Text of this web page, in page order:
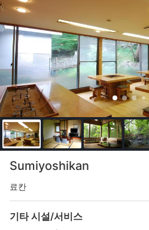
Sumiyoshikan
료칸
기타 시설/서비스